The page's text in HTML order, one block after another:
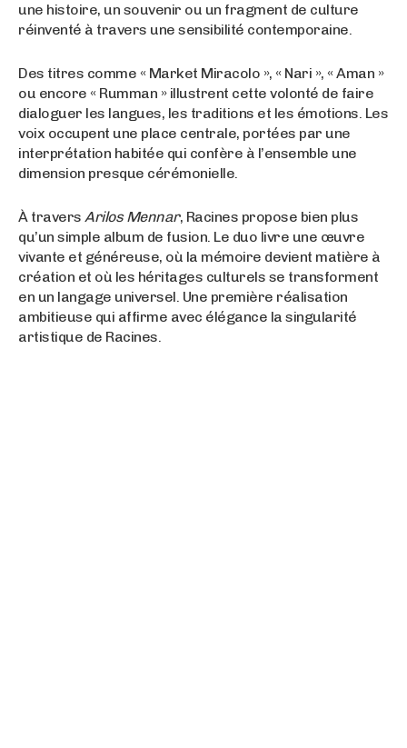
une histoire, un souvenir ou un fragment de culture
réinventé à travers une sensibilité contemporaine.
Des titres comme « Market Miracolo », « Nari », « Aman »
ou encore « Rumman » illustrent cette volonté de faire
dialoguer les langues, les traditions et les émotions. Les
voix occupent une place centrale, portées par une
interprétation habitée qui confère à l’ensemble une
dimension presque cérémonielle.
À travers Arilos Mennar, Racines propose bien plus
qu’un simple album de fusion. Le duo livre une œuvre
vivante et généreuse, où la mémoire devient matière à
création et où les héritages culturels se transforment
en un langage universel. Une première réalisation
ambitieuse qui affirme avec élégance la singularité
artistique de Racines.